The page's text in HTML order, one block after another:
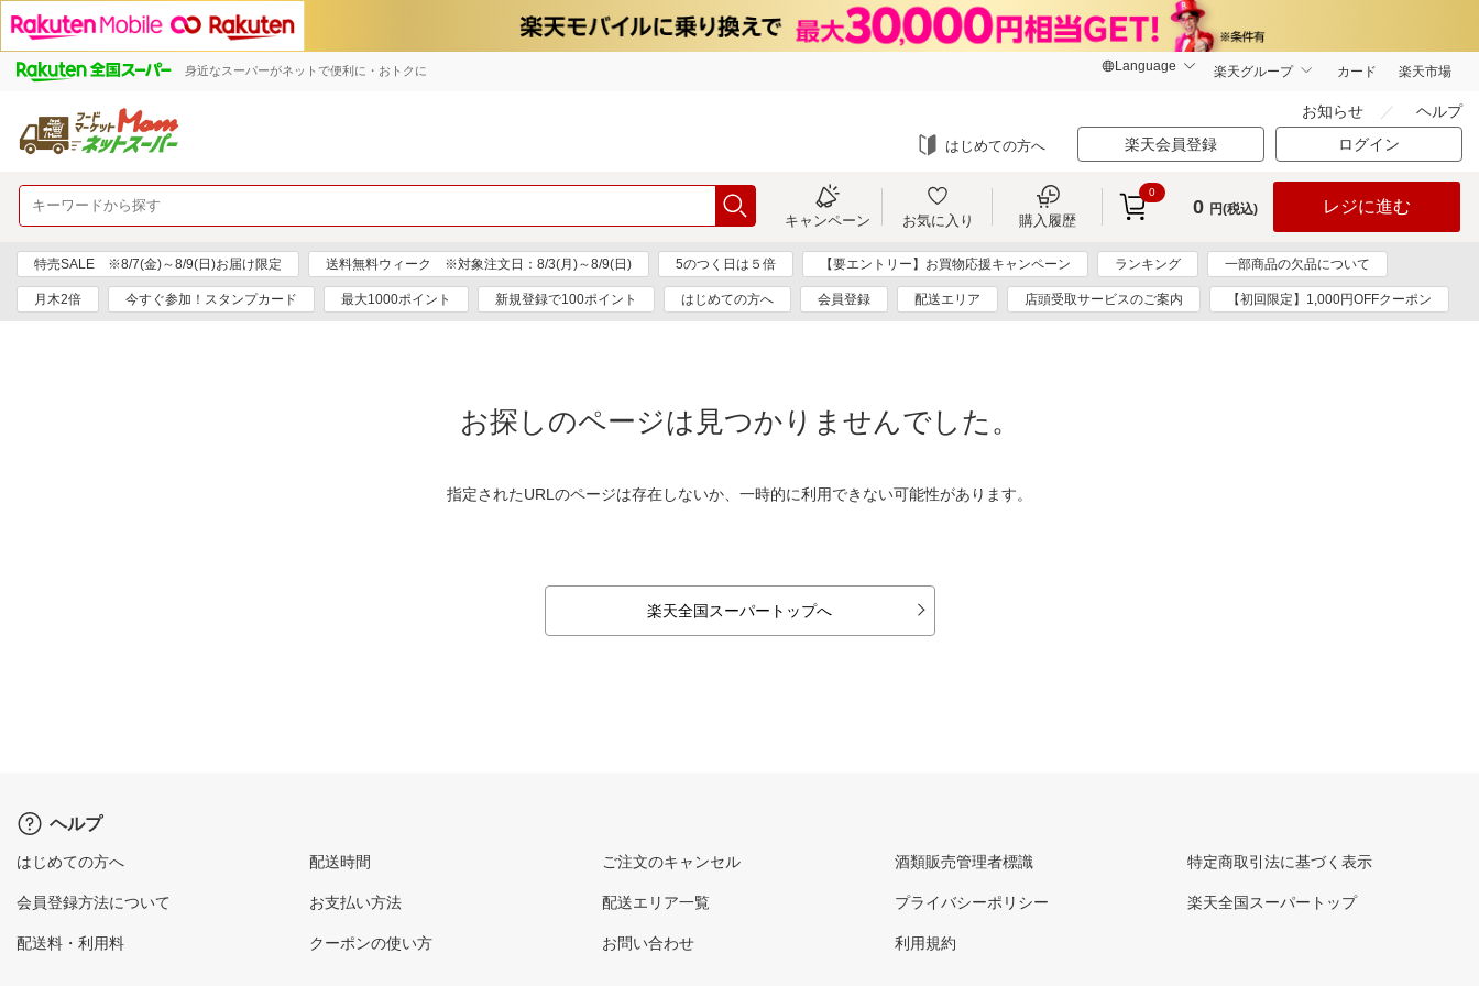
身近なスーパーがネットで便利に・おトクに 楽天グループ カード 楽天市場
お知らせ ヘルプ
はじめての方へ 楽天会員登録 ログイン
キャンペーン お気に入り 購入履歴
0
0 円(税込) レジに進む
特売SALE ※8/7(金)～8/9(日)お届け限定 送料無料ウィーク ※対象注文日：8/3(月)～8/9(日) 5のつく日は５倍 【要エントリー】お買物応援キャンペーン ランキング 一部商品の欠品について
月木2倍 今すぐ参加！スタンプカード 最大1000ポイント 新規登録で100ポイント はじめての方へ 会員登録 配送エリア 店頭受取サービスのご案内 【初回限定】1,000円OFFクーポン
お探しのページは見つかりませんでした。
指定されたURLのページは存在しないか、一時的に利用できない可能性があります。
楽天全国スーパートップへ
ヘルプ
はじめての方へ
会員登録方法について
配送料・利用料
配送時間
お支払い方法
クーポンの使い方
ご注文のキャンセル
配送エリア一覧
お問い合わせ
酒類販売管理者標識
プライバシーポリシー
利用規約
特定商取引法に基づく表示
楽天全国スーパートップ